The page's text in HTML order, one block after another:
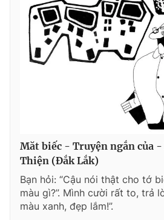
Măt biếc - Truyện ngắn của -
Thiện (Đắk Lắk)
Bạn hỏi: “Cậu nói thật cho tớ
màu gì?”. Mình cười rất to, trả
màu xanh, đẹp lắm!”.